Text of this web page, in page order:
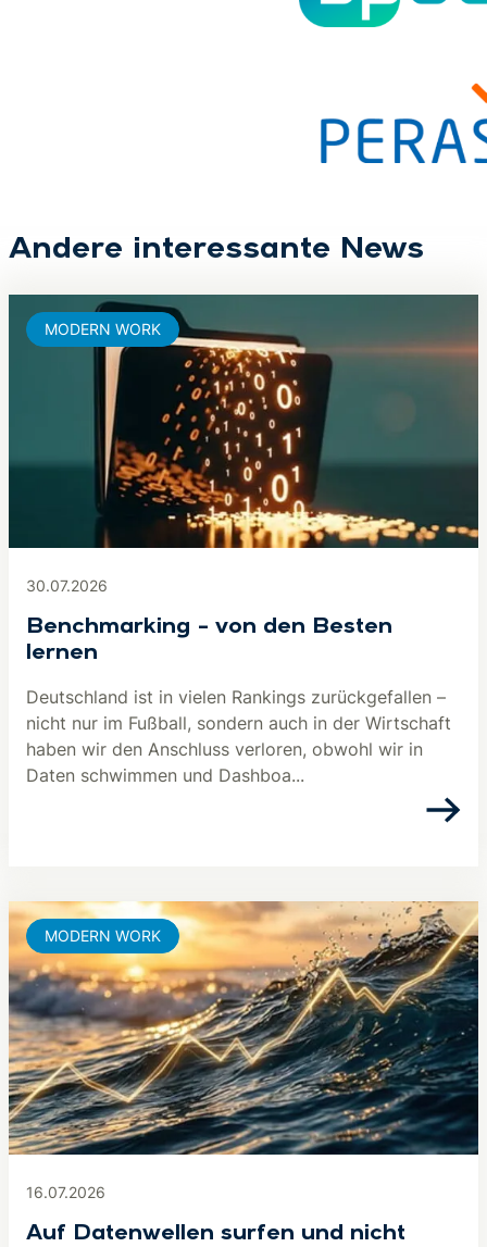
Andere interessante News
30.07.2026
Benchmarking – von den Besten
lernen
Deutschland ist in vielen Rankings zurückgefallen –
nicht nur im Fußball, sondern auch in der Wirtschaft
haben wir den Anschluss verloren, obwohl wir in
Daten schwimmen und Dashboa...
MODERN WORK
16.07.2026
Auf Datenwellen surfen und nicht
MODERN WORK